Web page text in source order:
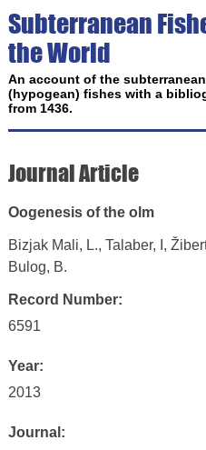
Subterranean
the World
An account of the subterranean
(hypogean) fishes with a
from 1436.
Journal Article
Oogenesis of the olm
Bizjak Mali, L., Talaber, I,
Bulog, B.
Record Number:
6591
Year:
2013
Journal: